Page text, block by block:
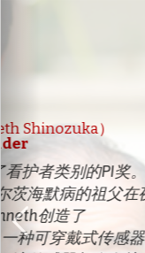
合作者创新类别
帕维尔（
with会说话
帕维尔荣获
疾儿童合作
让他们的生